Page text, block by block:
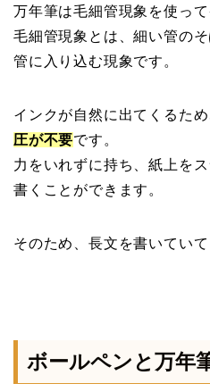
万年筆は毛細管現象を使っ
毛細管現象とは、細い管の
管に入り込む現象です。
インクが自然に出てくるた
圧が不要です。
力をいれずに持ち、紙上を
書くことができます。
そのため、長文を書いていて
ボールペンと万年